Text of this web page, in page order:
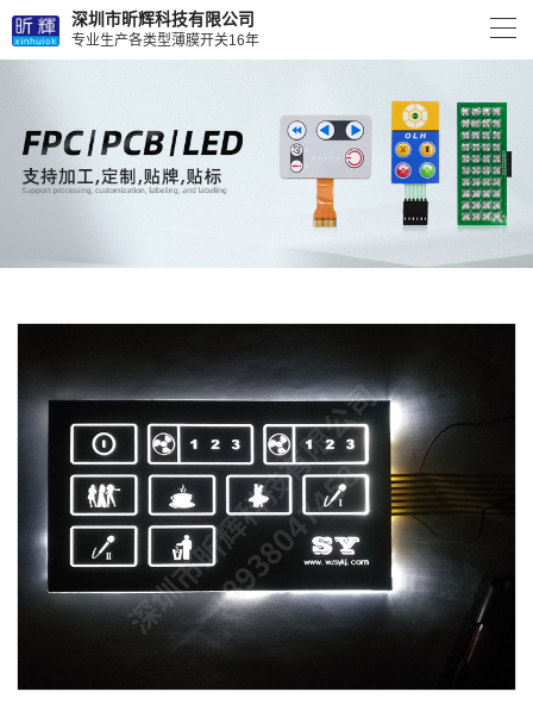
深圳市昕辉科技有限公司
专业生产各类型薄膜开关16年